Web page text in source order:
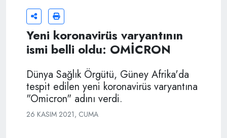
Yeni koronavirüs varyantının
ismi belli oldu: OMİCRON
Dünya Sağlık Örgütü, Güney Afrika'da
tespit edilen yeni koronavirüs varyantına
"Omicron" adını verdi.
26 KASIM 2021, CUMA